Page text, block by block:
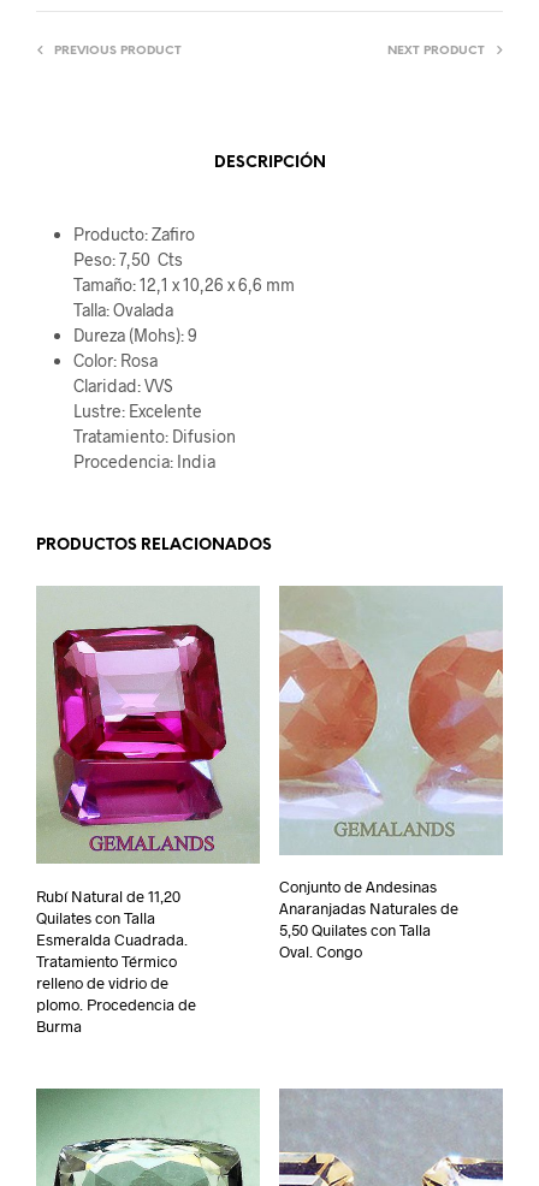
PREVIOUS PRODUCT NEXT PRODUCT
DESCRIPCIÓN
Producto: Zafiro
Peso: 7,50 Cts
Tamaño: 12,1 x 10,26 x 6,6 mm
Talla: Ovalada
Dureza (Mohs): 9
Color: Rosa
Claridad: VVS
Lustre: Excelente
Tratamiento: Difusion
Procedencia: India
PRODUCTOS RELACIONADOS
Rubí Natural de 11,20
Quilates con Talla
Esmeralda Cuadrada.
Tratamiento Térmico
relleno de vidrio de
plomo. Procedencia de
Burma
Conjunto de Andesinas
Anaranjadas Naturales de
5,50 Quilates con Talla
Oval. Congo